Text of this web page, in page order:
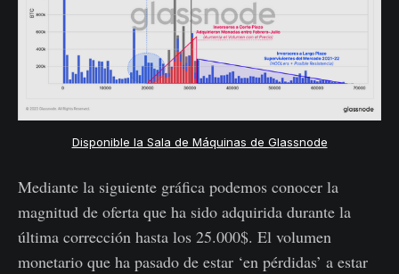
Disponible la Sala de Máquinas de Glassnode
Mediante la siguiente gráfica podemos conocer la
magnitud de oferta que ha sido adquirida durante la
última corrección hasta los 25.000$. El volumen
monetario que ha pasado de estar ‘en pérdidas’ a estar